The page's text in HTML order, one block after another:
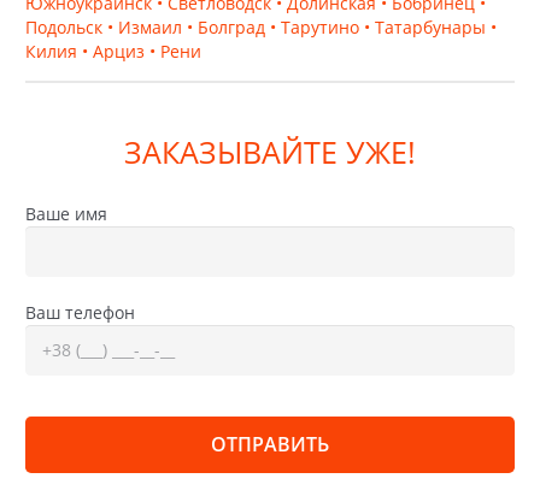
Подольск • Измаил • Болград • Тарутино • Татарбунары •
Килия • Арциз • Рени
ЗАКАЗЫВАЙТЕ УЖЕ!
Ваше имя
Ваш телефон